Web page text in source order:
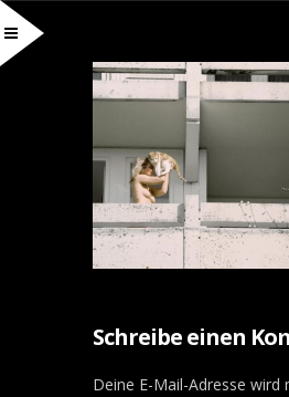
Schreibe einen
Deine E-Mail-Adresse wird